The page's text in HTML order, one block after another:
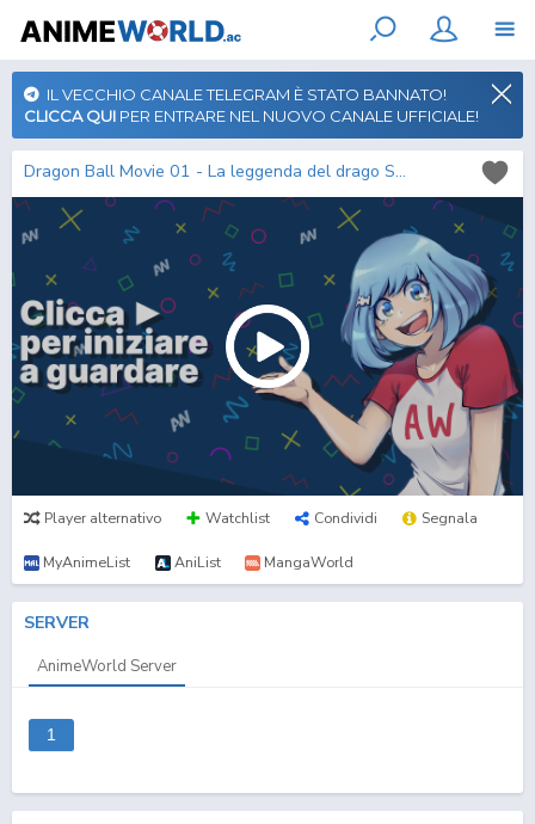
IL VECCHIO CANALE TELEGRAM È STATO BANNATO!
CLICCA QUI PER ENTRARE NEL NUOVO CANALE UFFICIALE!
Dragon Ball Movie 01 - La leggenda del drago Shenron
Player alternativo Watchlist Condividi Segnala
MyAnimeList AniList MangaWorld
SERVER
AnimeWorld Server
1